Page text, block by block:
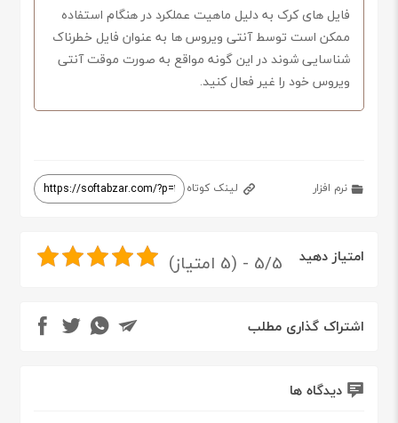
فایل های کرک به دلیل ماهیت عملکرد در هنگام استفاده
ممکن است توسط آنتی ویروس ها به عنوان فایل خطرناک
شناسایی شوند در این گونه مواقع به صورت موقت آنتی
ویروس خود را غیر فعال کنید.
نرم افزار لینک کوتاه
امتیاز دهید 5/5 - (5 امتیاز)
اشتراک گذاری مطلب
دیدگاه ها